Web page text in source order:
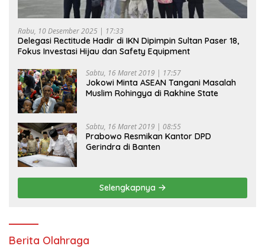
Rabu, 10 Desember 2025 | 17:33
Delegasi Rectitude Hadir di IKN Dipimpin Sultan Paser 18,
Fokus Investasi Hijau dan Safety Equipment
Sabtu, 16 Maret 2019 | 17:57
Jokowi Minta ASEAN Tangani Masalah
Muslim Rohingya di Rakhine State
Sabtu, 16 Maret 2019 | 08:55
Prabowo Resmikan Kantor DPD
Gerindra di Banten
Selengkapnya
Berita Olahraga